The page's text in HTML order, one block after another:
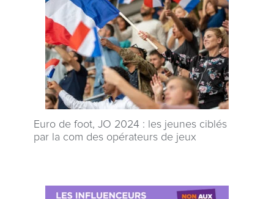
Euro de foot, JO 2024 : les jeunes ciblés
par la com des opérateurs de jeux